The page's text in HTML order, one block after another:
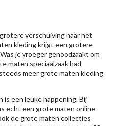
verschuiving naar het
kleding krijgt een grotere
je vroeger genoodzaakt om
maten speciaalzaak had
meer grote maten kleding
een leuke happening. Bij
echt een grote maten online
de grote maten collecties